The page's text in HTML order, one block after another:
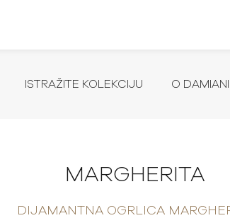
ISTRAŽITE KOLEKCIJU O DAMIANI
MARGHERITA
DIJAMANTNA OGRLICA